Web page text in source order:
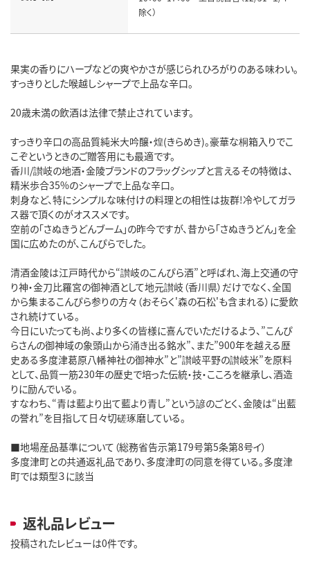
除く）
果実の香りにハーブなどの爽やかさが感じられひろがりのある味わい。
すっきりとした喉越しシャープで上品な辛口。
20歳未満の飲酒は法律で禁止されています。
すっきり辛口の高品質純米大吟醸・煌(きらめき)。豪華な桐箱入りでこ
こぞというときのご贈答用にも最適です。
香川/讃岐の地酒・金陵ブランドのフラッグシップと言えるその特徴は、
精米歩合35%のシャープで上品な辛口。
刺身など、特にシンプルな味付けの料理との相性は抜群!冷やしてガラ
ス器で頂くのがオススメです。
空前の「さぬきうどんブーム」の昨今ですが、昔から「さぬきうどん」を全
国に広めたのが、こんぴらでした。
清酒金陵は江戸時代から“讃岐のこんぴら酒”と呼ばれ、海上交通の守
り神・金刀比羅宮の御神酒として地元讃岐（香川県）だけでなく、全国
から集まるこんぴら参りの方々（おそらく'森の石松'も含まれる）に愛飲
され続けている。
今日にいたっても尚、より多くの皆様に喜んでいただけるよう、”こんぴ
らさんの御神域の象頭山から涌き出る銘水”、また”900年を越える歴
史ある多度津葛原八幡神社の御神水”と”讃岐平野の讃岐米”を原料
として、品質一筋230年の歴史で培った伝統・技・こころを継承し、酒造
りに励んでいる。
すなわち、“青は藍より出て藍より青し”という諺のごとく、金陵は“出藍
の誉れ”を目指して日々切磋琢磨している。
■地場産品基準について（総務省告示第179号第5条第8号イ）
多度津町との共通返礼品であり、多度津町の同意を得ている。多度津
町では類型３に該当
返礼品レビュー
投稿されたレビューは0件です。